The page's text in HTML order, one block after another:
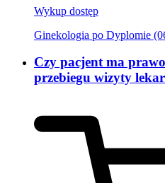
Wykup dostęp
Ginekologia po Dyplomie
Czy pacjent ma
przebiegu wizyty